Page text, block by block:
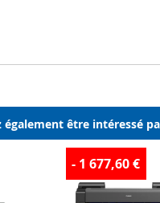
également être intéressé
- 1 677,60 €